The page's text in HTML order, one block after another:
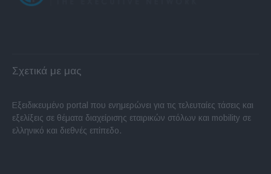
Σχετικά με μας
Εξειδικευμένο portal που ενημερώνει για τις τελευταίες τάσεις και
εξελίξεις σε θέματα διαχείρισης εταιρικών στόλων και mobility σε
ελληνικό και διεθνές επίπεδο.